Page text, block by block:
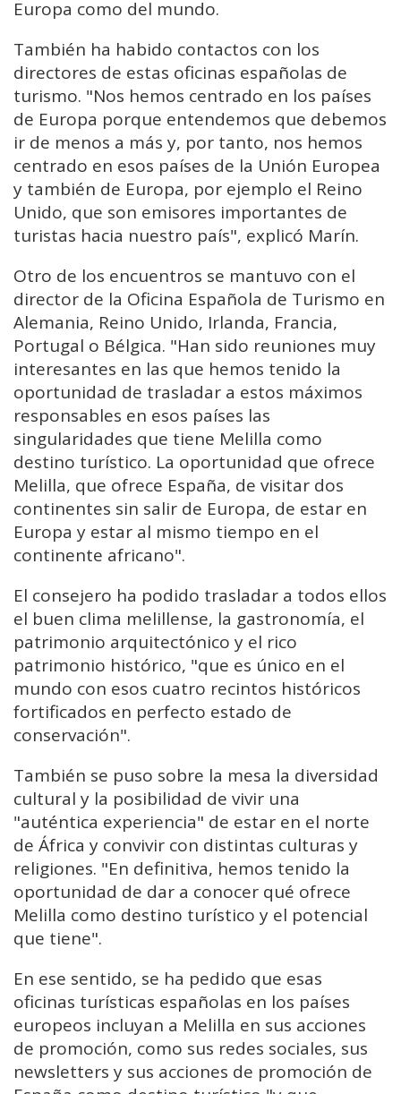
Europa como del mundo.
También ha habido contactos con los
directores de estas oficinas españolas de
turismo. "Nos hemos centrado en los países
de Europa porque entendemos que debemos
ir de menos a más y, por tanto, nos hemos
centrado en esos países de la Unión Europea
y también de Europa, por ejemplo el Reino
Unido, que son emisores importantes de
turistas hacia nuestro país", explicó Marín.
Otro de los encuentros se mantuvo con el
director de la Oficina Española de Turismo en
Alemania, Reino Unido, Irlanda, Francia,
Portugal o Bélgica. "Han sido reuniones muy
interesantes en las que hemos tenido la
oportunidad de trasladar a estos máximos
responsables en esos países las
singularidades que tiene Melilla como
destino turístico. La oportunidad que ofrece
Melilla, que ofrece España, de visitar dos
continentes sin salir de Europa, de estar en
Europa y estar al mismo tiempo en el
continente africano".
El consejero ha podido trasladar a todos ellos
el buen clima melillense, la gastronomía, el
patrimonio arquitectónico y el rico
patrimonio histórico, "que es único en el
mundo con esos cuatro recintos históricos
fortificados en perfecto estado de
conservación".
También se puso sobre la mesa la diversidad
cultural y la posibilidad de vivir una
"auténtica experiencia" de estar en el norte
de África y convivir con distintas culturas y
religiones. "En definitiva, hemos tenido la
oportunidad de dar a conocer qué ofrece
Melilla como destino turístico y el potencial
que tiene".
En ese sentido, se ha pedido que esas
oficinas turísticas españolas en los países
europeos incluyan a Melilla en sus acciones
de promoción, como sus redes sociales, sus
newsletters y sus acciones de promoción de